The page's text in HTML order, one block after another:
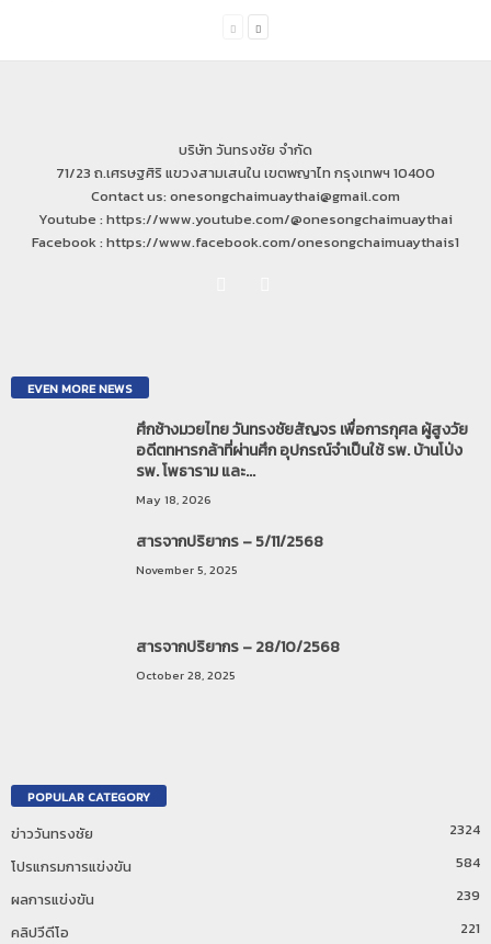
บริษัท วันทรงชัย จำกัด
71/23 ถ.เศรษฐศิริ แขวงสามเสนใน เขตพญาไท กรุงเทพฯ 10400
Contact us: onesongchaimuaythai@gmail.com
Youtube : https://www.youtube.com/@onesongchaimuaythai
Facebook : https://www.facebook.com/onesongchaimuaythais1
EVEN MORE NEWS
ศึกช้างมวยไทย วันทรงชัยสัญจร เพื่อการกุศล ผู้สูงวัย
อดีตทหารกล้าที่ผ่านศึก อุปกรณ์จำเป็นใช้ รพ. บ้านโป่ง
รพ. โพธาราม และ...
May 18, 2026
สารจากปริยากร – 5/11/2568
November 5, 2025
สารจากปริยากร – 28/10/2568
October 28, 2025
POPULAR CATEGORY
ข่าววันทรงชัย
2324
โปรแกรมการแข่งขัน
584
ผลการแข่งขัน
239
คลิปวีดีโอ
221